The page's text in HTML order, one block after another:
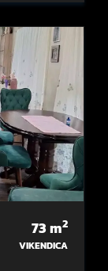
73m2
VIKENDICA